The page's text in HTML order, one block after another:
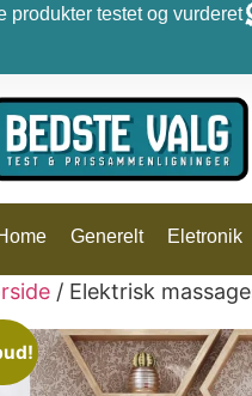
produkter testet og vurderet
Generelt Eletronik
/ Elektrisk